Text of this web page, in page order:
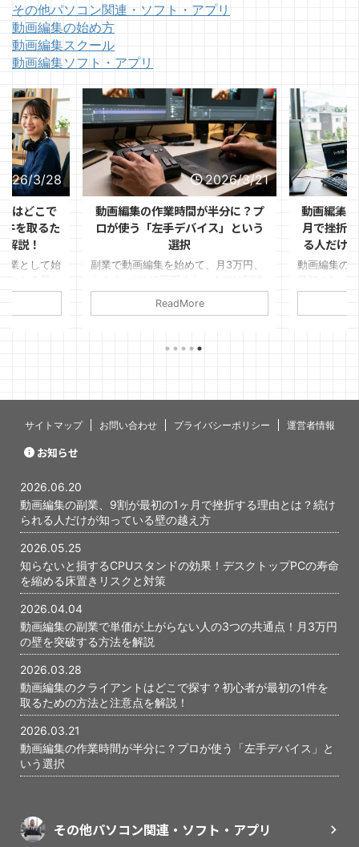
その他パソコン関連・ソフト・アプリ
動画編集の始め方
動画編集スクール
動画編集ソフト・アプリ
3/28
はどこで
を取るた
解説！
業として始
つけるか」
2026/3/21
動画編集の作業時間が半分に？プ
ロが使う「左手デバイス」という
選択
副業で動画編集を始めて、月3万円、
できた。 けれど、そこから先がなか
なか伸びない。
ReadMore
動画編集
月で挫折
る人だけ
動画編集の
ます。 「思
いないんじ
と、あの時
サイトマップ お問い合わせ プライバシーポリシー 運営者情報
お知らせ
2026.06.20
動画編集の副業、9割が最初の1ヶ月で挫折する理由とは？続け
られる人だけが知っている壁の越え方
2026.05.25
知らないと損するCPUスタンドの効果！デスクトップPCの寿命
を縮める床置きリスクと対策
2026.04.04
動画編集の副業で単価が上がらない人の3つの共通点！月3万円
の壁を突破する方法を解説
2026.03.28
動画編集のクライアントはどこで探す？初心者が最初の1件を
取るための方法と注意点を解説！
2026.03.21
動画編集の作業時間が半分に？プロが使う「左手デバイス」と
いう選択
その他パソコン関連・ソフト・アプリ